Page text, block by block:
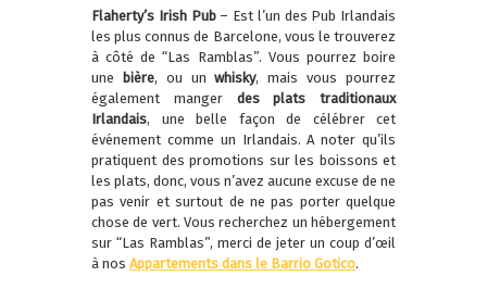
Flaherty’s Irish Pub– Est l’un des Pub Irlandais
les plus connus de Barcelone, vous le trouverez
à côté de “Las Ramblas”. Vous pourrez boire
une
bière, ou unwhisky, mais vous pourrez
également manger des plats traditionaux
Irlandais, une belle façon de célébrer cet
événement comme un Irlandais. A noter qu’ils
pratiquent des promotions sur les boissons et
les plats, donc, vous n’avez aucune excuse de ne
pas venir et surtout de ne pas porter quelque
chose de vert. Vous recherchez un hébergement
sur “Las Ramblas”, merci de jeter un coup d’œil
à nos Appartements dans le Barrio Gotico.